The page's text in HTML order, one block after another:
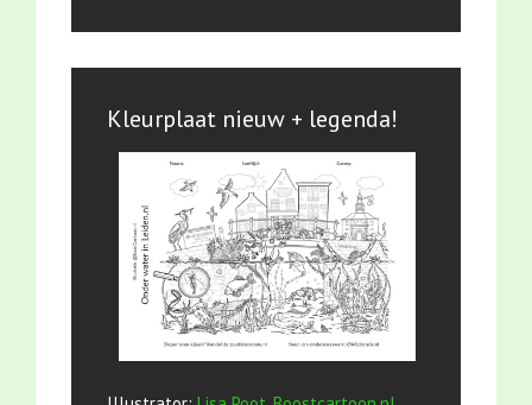
Kleurplaat nieuw + legenda!